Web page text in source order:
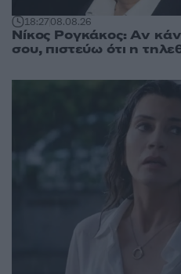
18:2708.08.26
Νίκος Ρογκάκος: Αν
σου, πιστεύω ότι η